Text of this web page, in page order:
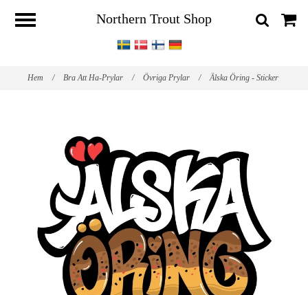
Northern Trout Shop
Hem / Bra Att Ha-Prylar / Övriga Prylar / Älska Öring - Sticker